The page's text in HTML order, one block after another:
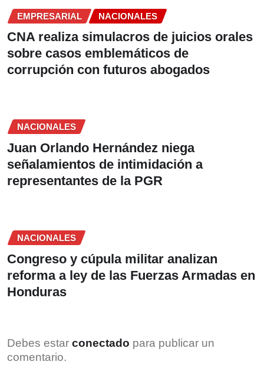
EMPRESARIAL NACIONALES
CNA realiza simulacros de juicios orales
sobre casos emblemáticos de
corrupción con futuros abogados
NACIONALES
Juan Orlando Hernández niega
señalamientos de intimidación a
representantes de la PGR
NACIONALES
Congreso y cúpula militar analizan
reforma a ley de las Fuerzas Armadas en
Honduras
Debes estar conectado para publicar un
comentario.